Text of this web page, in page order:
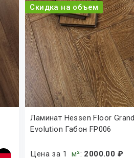
Скидка на объем
Ламинат Hessen Floor Grand
Evolution Габон FP006
Цена за 1 м²: 2000.00 ₽